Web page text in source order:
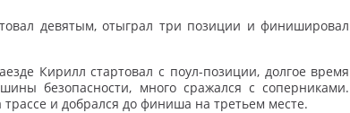
девятым, отыграл три позиции и финишировал
Кирилл стартовал с поул-позиции, долгое время
безопасности, много сражался с соперниками.
и добрался до финиша на третьем месте.